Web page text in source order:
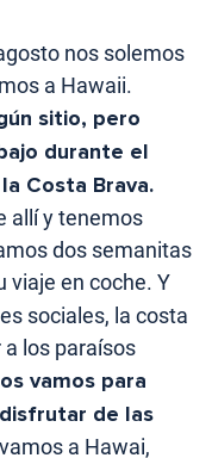
nos solemos
a Hawaii.
sitio, pero
durante el
Costa Brava.
allí y tenemos
dos semanitas
viaje en coche. Y
sociales, la costa
los paraísos
vamos para
de las
a Hawai,